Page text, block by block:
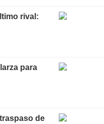
rival:
para
de